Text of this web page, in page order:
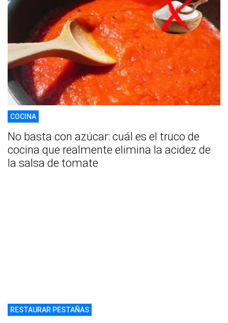
COCINA
No basta con azúcar: cuál es el truco de
cocina que realmente elimina la acidez de
la salsa de tomate
RESTAURAR PESTAÑAS